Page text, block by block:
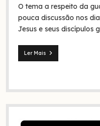
na
Bíblia
O tema a respeito da
pouca discussão nos
Jesus e seus discípulos
Ler Mais
Jesus
sábado?